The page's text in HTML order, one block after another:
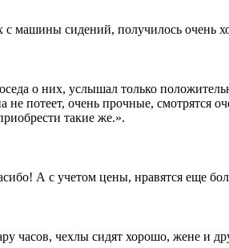
машины сидений, получилось очень
о них, услышал только
потеет, очень прочные, смотрятся
такие же.».
А с учетом цены, нравятся еще
часов, чехлы сидят хорошо, жене и